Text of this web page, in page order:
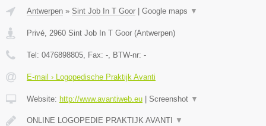
Antwerpen » Sint Job In T Goor Google maps ▼
Privé, 2960 Sint Job In T Goor (Antwerpen)
Tel: 0476898805, Fax: -, BTW-nr: -
E-mail › Logopedische Praktijk Avanti
Website: http://www.avantiweb.eu Screenshot ▼
ONLINE LOGOPEDIE PRAKTIJK AVANTI ▼